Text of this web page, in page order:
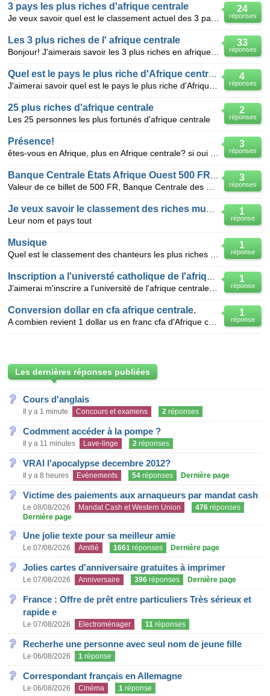
24
réponses
3 pays les plus riches d'afrique centrale
33
réponses
Les 3 plus riches de l' afrique centrale
4
réponses
2
réponses
25 plus riches d'afrique centrale
Les 25 personnes les plus fortunés d'afrique centrale
3
réponses
Présence!
3
réponses
1
réponse
Leur nom et pays tout
1
réponse
Musique
1
réponse
1
réponse
Conversion dollar en cfa afrique centrale.
Les dernières réponses publiées
Cours d'anglais
Il y a 1 minute Concours et examens 2 réponses
Codmment accéder à la pompe ?
Il y a 11 minutes Lave-linge 2 réponses
VRAI l'apocalypse decembre 2012?
Il y a 8 heures Evènements 54 réponses Dernière page
Victime des paiements aux arnaqueurs par mandat cash
Le 08/08/2026 Mandat Cash et Western Union 476 réponses
Dernière page
Une jolie texte pour sa meilleur amie
Le 07/08/2026 Amitié 1661 réponses Dernière page
Jolies cartes d'anniversaire gratuites à imprimer
Le 07/08/2026 Anniversaire 396 réponses Dernière page
France : Offre de prêt entre particuliers Très sérieux et
rapide e
Le 07/08/2026 Electroménager 11 réponses
Recherhe une personne avec seul nom de jeune fille
Le 06/08/2026 1 réponse
Correspondant français en Allemagne
Le 06/08/2026 Cinéma 1 réponse